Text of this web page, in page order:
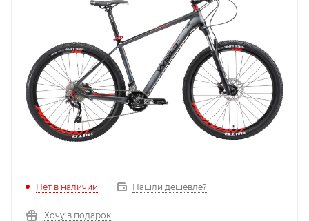
Нет в наличии Нашли дешевле?
Хочу в подарок